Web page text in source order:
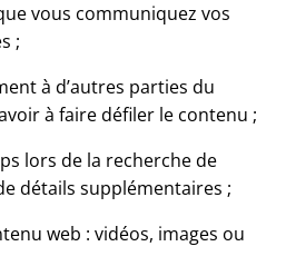
vous communiquez vos
;
à d’autres parties du
à faire défiler le contenu ;
lors de la recherche de
détails supplémentaires ;
web : vidéos, images ou